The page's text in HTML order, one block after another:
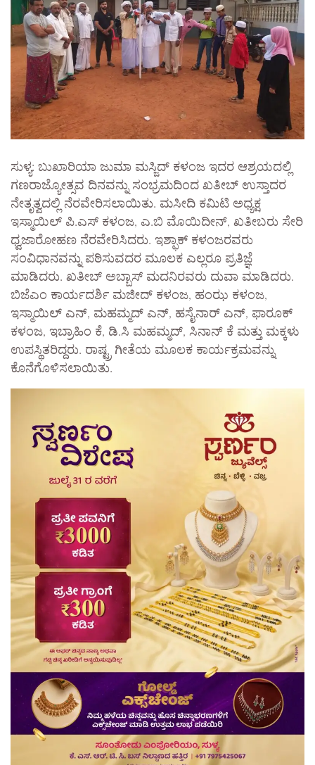
ಸುಳ್ಯ: ಬುಖಾರಿಯಾ ಜುಮಾ ಮಸ್ಜಿದ್ ಕಳಂಜ ಇದರ ಆಶ್ರಯದಲ್ಲಿ
ಗಣರಾಜ್ಯೋತ್ಸವ ದಿನವನ್ನು ಸಂಭ್ರಮದಿಂದ ಖತೀಬ್ ಉಸ್ತಾದರ
ನೇತೃತ್ವದಲ್ಲಿ ನೆರವೇರಿಸಲಾಯಿತು. ಮಸೀದಿ ಕಮಿಟಿ ಅಧ್ಯಕ್ಷ
ಇಸ್ಮಾಯಿಲ್ ಪಿ.ಎಸ್ ಕಳಂಜ, ಎ.ಬಿ ಮೊಯಿದೀನ್, ಖತೀಬರು ಸೇರಿ
ಧ್ವಜಾರೋಹಣ ನೆರವೇರಿಸಿದರು. ಇಶ್ಫಾಕ್ ಕಳಂಜರವರು
ಸಂವಿಧಾನವನ್ನು ಪಠಿಸುವದರ ಮೂಲಕ ಎಲ್ಲರೂ ಪ್ರತಿಜ್ಞೆ
ಮಾಡಿದರು. ಖತೀಬ್ ಅಬ್ಬಾಸ್ ಮದನಿರವರು ದುವಾ ಮಾಡಿದರು.
ಬಿಜೆಎಂ ಕಾರ್ಯದರ್ಶಿ ಮಜೀದ್ ಕಳಂಜ, ಹಂಝ ಕಳಂಜ,
ಇಸ್ಮಾಯಿಲ್ ಎನ್, ಮಹಮ್ಮದ್ ಎನ್, ಹಸೈನಾರ್ ಎನ್, ಫಾರೂಕ್
ಕಳಂಜ, ಇಬ್ರಾಹಿಂ ಕೆ, ಡಿ.ಸಿ ಮಹಮ್ಮದ್, ಸಿನಾನ್ ಕೆ ಮತ್ತು ಮಕ್ಕಳು
ಉಪಸ್ಥಿತರಿದ್ದರು. ರಾಷ್ಟ್ರ ಗೀತೆಯ ಮೂಲಕ ಕಾರ್ಯಕ್ರಮವನ್ನು
ಕೊನೆಗೊಳಿಸಲಾಯಿತು.